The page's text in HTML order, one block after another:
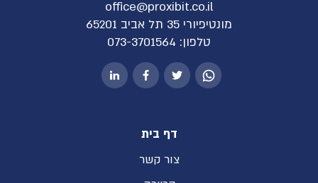
office@proxibit.co.il
מונטיפיורי 35 תל אביב 65201
טלפון: 073-3701564
דף בית
צור קשר